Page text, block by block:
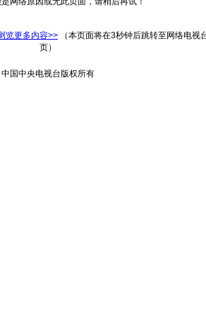
览更多内容>> （本页面将在3秒钟后跳转至网络电视
页）
中国中央电视台版权所有